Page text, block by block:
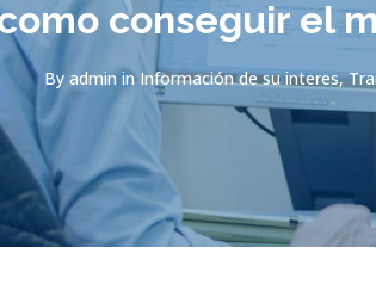
conseguir el
By admin in Información de su interes,